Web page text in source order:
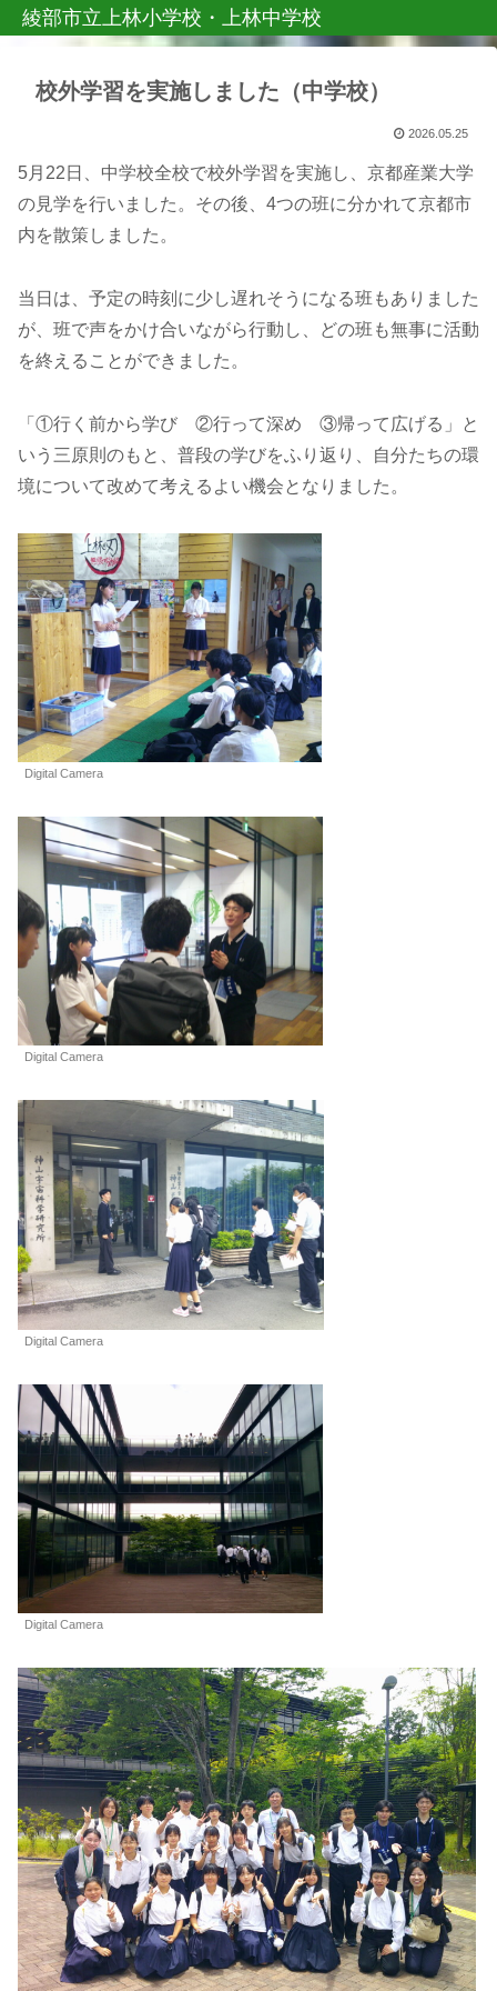
綾部市立上林小学校・上林中学校
校外学習を実施しました（中学校）
2026.05.25
5月22日、中学校全校で校外学習を実施し、京都産業大学
の見学を行いました。その後、4つの班に分かれて京都市
内を散策しました。
当日は、予定の時刻に少し遅れそうになる班もありました
が、班で声をかけ合いながら行動し、どの班も無事に活動
を終えることができました。
「①行く前から学び ②行って深め ③帰って広げる」と
いう三原則のもと、普段の学びをふり返り、自分たちの環
境について改めて考えるよい機会となりました。
Digital Camera
Digital Camera
Digital Camera
Digital Camera